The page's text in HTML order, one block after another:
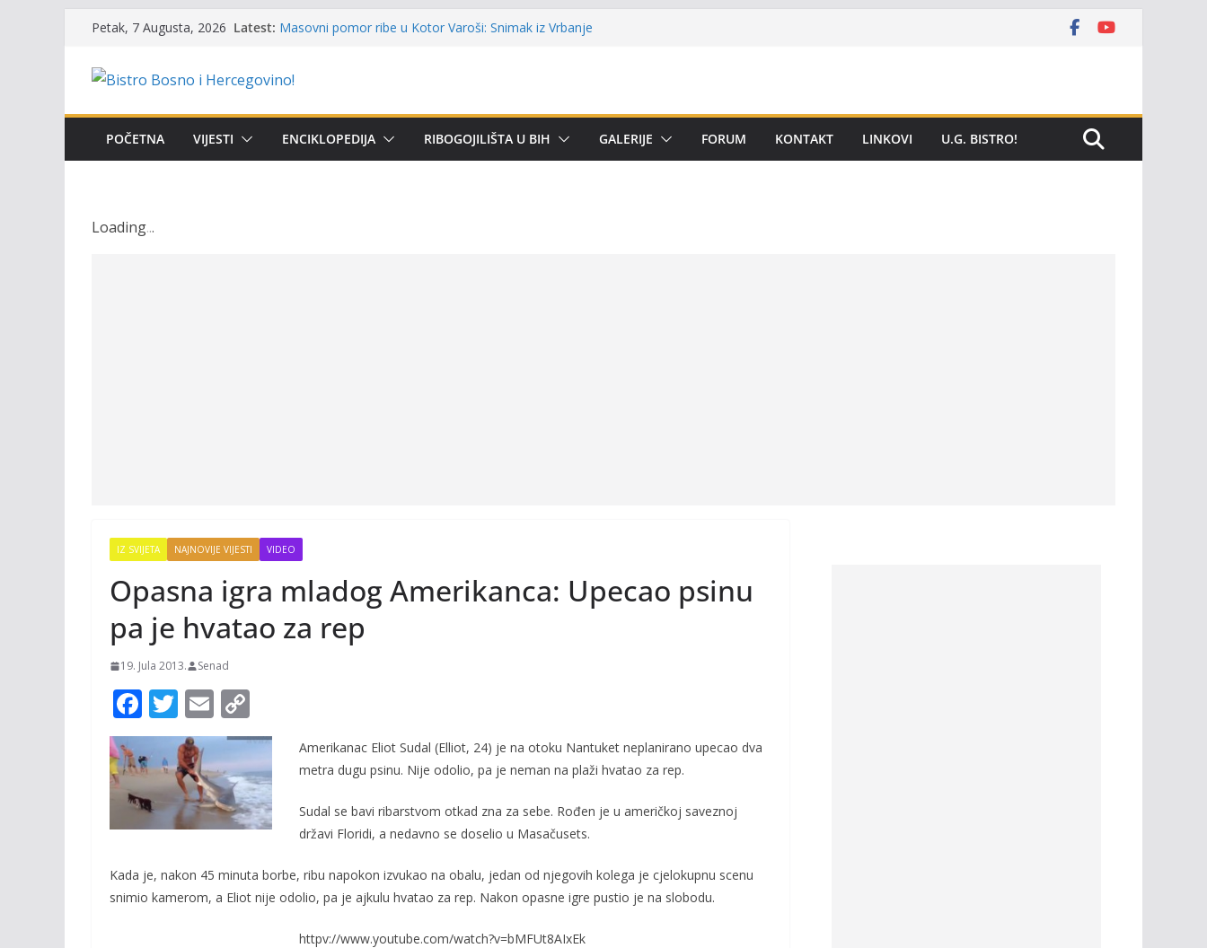
content
Petak, 7 Augusta, 2026 Latest: Održan 15. Memorijalni kup ‘Rafael Grgić – Rafko’: Vogošćani
prikazuje stanje na terenu
Poziv za učešće u Premijer ligi SRS BiH u disciplini ‘Lov šarana
i amura’
POČETNA VIJESTI ENCIKLOPEDIJA RIBOGOJILIŠTA U BIH GALERIJE FORUM KONTAKT LINKOVI U.G. BISTRO!
Loading...
IZ SVIJETA NAJNOVIJE VIJESTI VIDEO
Opasna igra mladog Amerikanca: Upecao psinu
pa je hvatao za rep
19. Jula 2013. Senad
F
ac
e
b
o
k
T
w
itt
er
E
m
ai
l
o
p
y
Li
k
Amerikanac Eliot Sudal (Elliot, 24) je na otoku Nantuket neplanirano upecao dva
metra dugu psinu. Nije odolio, pa je neman na plaži hvatao za rep.
Sudal se bavi ribarstvom otkad zna za sebe. Rođen je u američkoj saveznoj
državi Floridi, a nedavno se doselio u Masačusets.
Kada je, nakon 45 minuta borbe, ribu napokon izvukao na obalu, jedan od njegovih kolega je cjelokupnu scenu
snimio kamerom, a Eliot nije odolio, pa je ajkulu hvatao za rep. Nakon opasne igre pustio je na slobodu.
httpv://www.youtube.com/watch?v=bMFUt8AIxEk